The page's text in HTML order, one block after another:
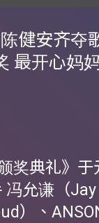
健安齐夺
最开心妈
奖典礼》
冯允谦（
）、